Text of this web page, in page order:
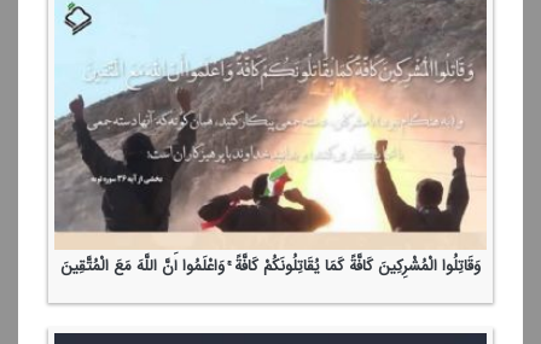
وَقَاتِلُوا الْمُشْرِكِینَ كَافَّةً كَمَا یُقَاتِلُونَكُمْ كَافَّةً ۚ وَاعْلَمُوا أَنَّ اللَّهَ مَعَ الْمُتَّقِینَ